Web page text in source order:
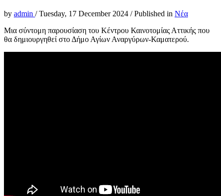
by admin /Tuesday, 17 December 2024 /Published in Νέα
Μια σύντομη παρουσίαση του Κέντρου Καινοτομίας Αττικής που
θα δημιουργηθεί στο Δήμο Αγίων Αναργύρων-Καματερού.